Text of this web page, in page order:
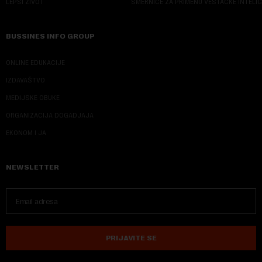
LEPŠI ŽIVOT SMERNICE ZA PRIMENU VEŠTAČKE
BUSSINES INFO GROUP
ONLINE EDUKACIJE
IZDAVAŠTVO
MEDIJSKE OBUKE
ORGANIZACIJA DOGADJAJA
EKONOM I JA
NEWSLETTER
PRIJAVITE SE